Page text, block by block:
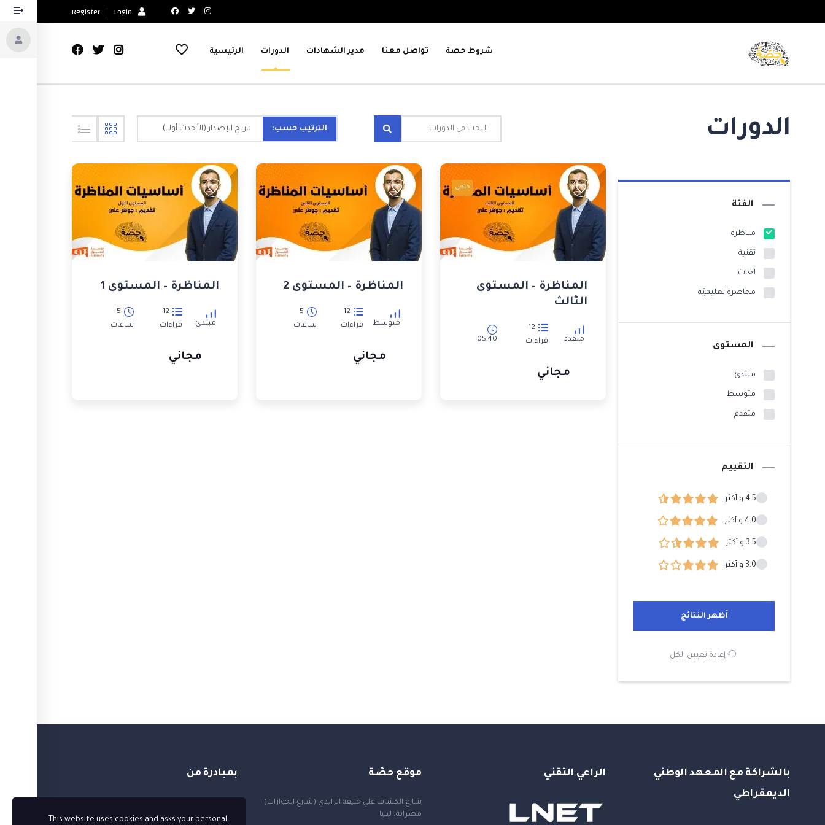
Login
Register
شروط حصة تواصل معنا مدير الشهادات الدورات الرئيسية
الدورات الترتيب حسب: تاريخ الإصدار (الأحدث أولا)
الفئة
مناظرة
تقنية
لُغات
محاضرة تعليميّة
المستوى
مبتدئ
متوسط
متقدم
التقييم
4.5 و أكثر
4.0 و أكثر
3.5 و أكثر
3.0 و أكثر
إعادة تعيين الكل
خاص
المناظرة – المستوى
الثالث
متقدم
12
قراءات
05:40
مجاني
المناظرة – المستوى 2
متوسط
12
قراءات
5
ساعات
مجاني
المناظرة – المستوى 1
مبتدئ
12
قراءات
5
ساعات
مجاني
بالشراكة مع المعهد الوطني
الديمقراطي
الراعي التقني موقع حصّة
شارع الكشاف علي خليفة الزايدي (شارع الجوازات)
مصراتة، ليبيا
بمبادرة من
This website uses cookies and asks your personal